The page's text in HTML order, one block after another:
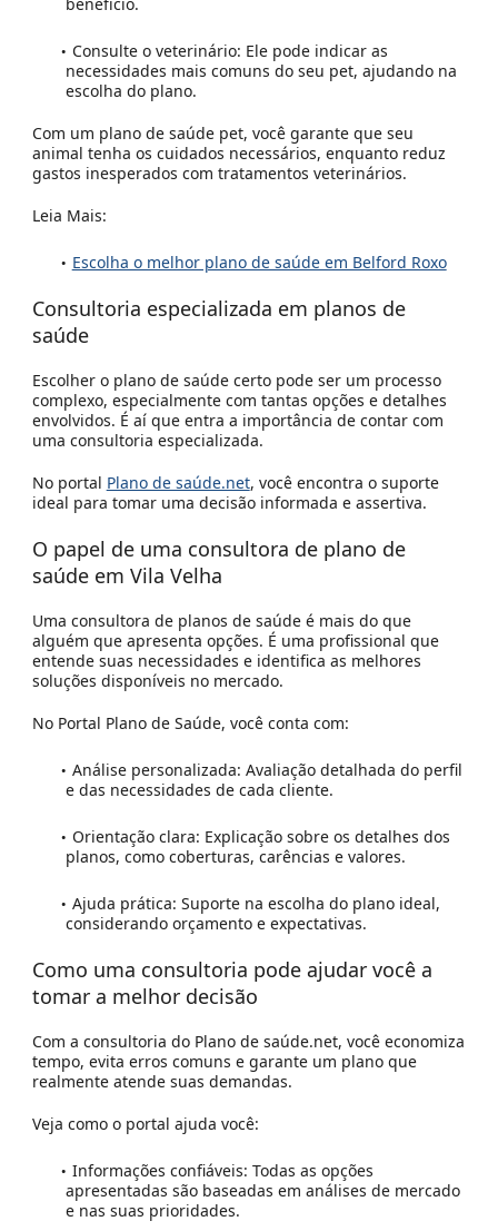
Consulte o veterinário: Ele pode indicar as
necessidades mais comuns do seu pet, ajudando na
escolha do plano.
Com um plano de saúde pet, você garante que seu
animal tenha os cuidados necessários, enquanto reduz
gastos inesperados com tratamentos veterinários.
Leia Mais:
Escolha o melhor plano de saúde em Belford Roxo
Consultoria especializada em planos de
saúde
Escolher o plano de saúde certo pode ser um processo
complexo, especialmente com tantas opções e detalhes
envolvidos. É aí que entra a importância de contar com
uma consultoria especializada.
No portal Plano de saúde.net, você encontra o suporte
ideal para tomar uma decisão informada e assertiva.
O papel de uma consultora de plano de
saúde em Vila Velha
Uma consultora de planos de saúde é mais do que
alguém que apresenta opções. É uma profissional que
entende suas necessidades e identifica as melhores
soluções disponíveis no mercado.
No Portal Plano de Saúde, você conta com:
Análise personalizada: Avaliação detalhada do perfil
e das necessidades de cada cliente.
Orientação clara: Explicação sobre os detalhes dos
planos, como coberturas, carências e valores.
Ajuda prática: Suporte na escolha do plano ideal,
considerando orçamento e expectativas.
Como uma consultoria pode ajudar você a
tomar a melhor decisão
Com a consultoria do Plano de saúde.net, você economiza
tempo, evita erros comuns e garante um plano que
realmente atende suas demandas.
Veja como o portal ajuda você:
Informações confiáveis: Todas as opções
apresentadas são baseadas em análises de mercado
e nas suas prioridades.